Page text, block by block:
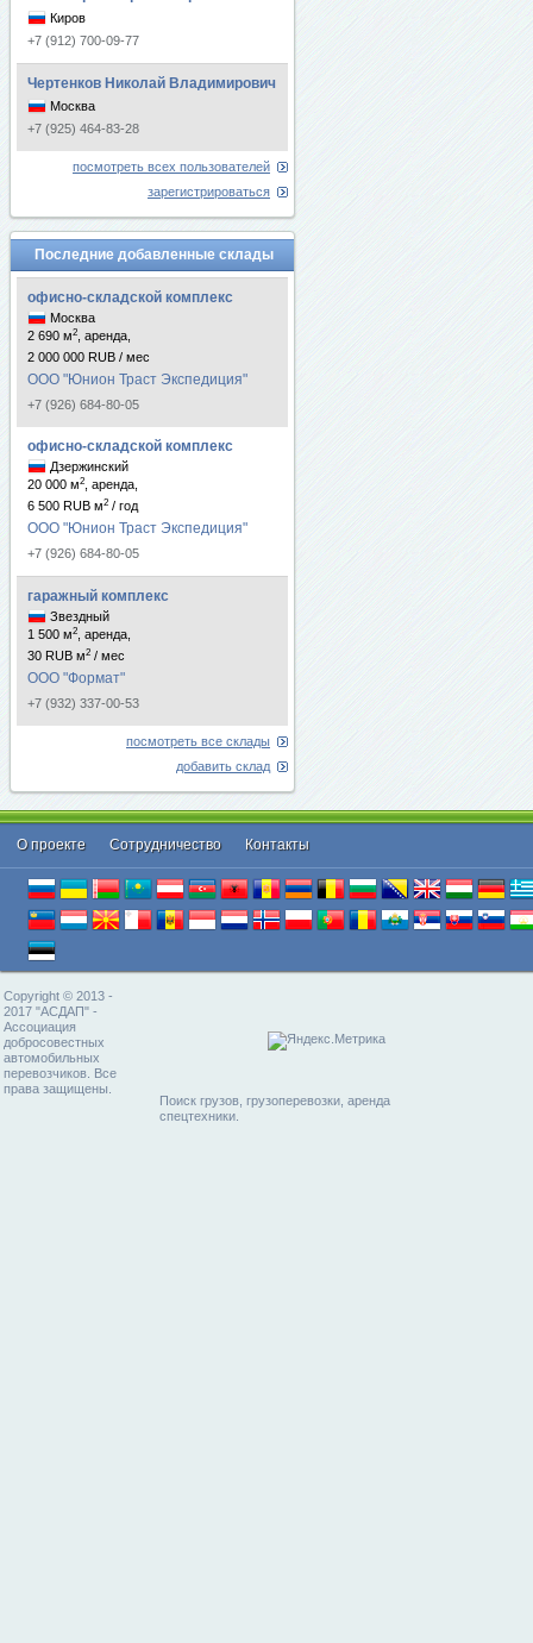
Киров
+7 (912) 700-09-77
Чертенков Николай Владимирович
Москва
+7 (925) 464-83-28
посмотреть всех пользователей
зарегистрироваться
Последние добавленные склады
офисно-складской комплекс
Москва
2 690 м2
, аренда,
2 000 000 RUB / мес
ООО "Юнион Траст Экспедиция"
+7 (926) 684-80-05
офисно-складской комплекс
Дзержинский
20 000 м2
, аренда,
6 500 RUB м2 / год
ООО "Юнион Траст Экспедиция"
+7 (926) 684-80-05
гаражный комплекс
Звездный
1 500 м2
, аренда,
30 RUB м2 / мес
ООО "Формат"
+7 (932) 337-00-53
посмотреть все склады
добавить склад
О проекте Cотрудничество Контакты
Copyright © 2013 -
2017 "АСДАП" -
Ассоциация
добросовестных
автомобильных
перевозчиков. Все
права защищены.
Поиск грузов, грузоперевозки, аренда
спецтехники.